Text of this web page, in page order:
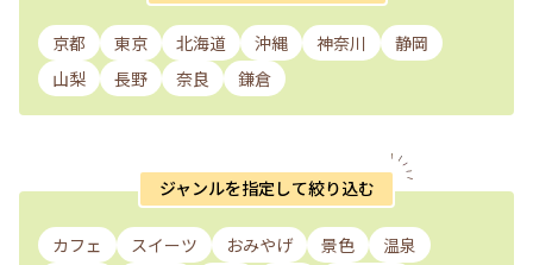
京都 東京 北海道 沖縄 神奈川
静岡
山梨
長野 奈良 鎌倉
ジャンルを指定して絞り込む
カフェ スイーツ おみやげ 景色
温泉